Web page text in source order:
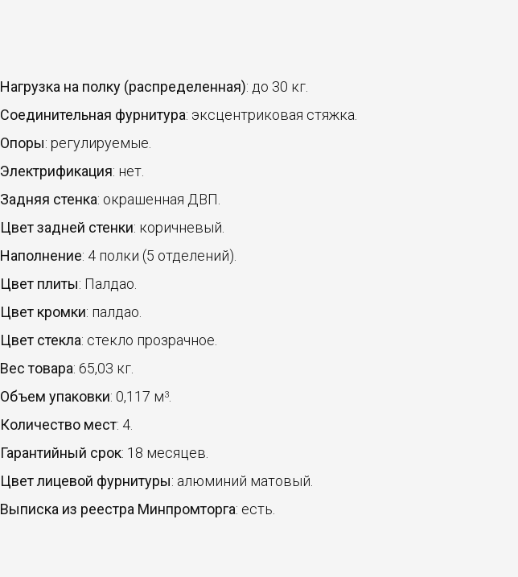
Нагрузка на полку (распределенная): до 30 кг.
Соединительная фурнитура: эксцентриковая стяжка.
Опоры: регулируемые.
Электрификация: нет.
Задняя стенка: окрашенная ДВП.
Цвет задней стенки: коричневый.
Наполнение: 4 полки (5 отделений).
Цвет плиты: Палдао.
Цвет кромки: палдао.
Цвет стекла: стекло прозрачное.
Вес товара: 65,03 кг.
Объем упаковки: 0,117 м3.
Количество мест: 4.
Гарантийный срок: 18 месяцев.
Цвет лицевой фурнитуры: алюминий матовый.
Выписка из реестра Минпромторга: есть.